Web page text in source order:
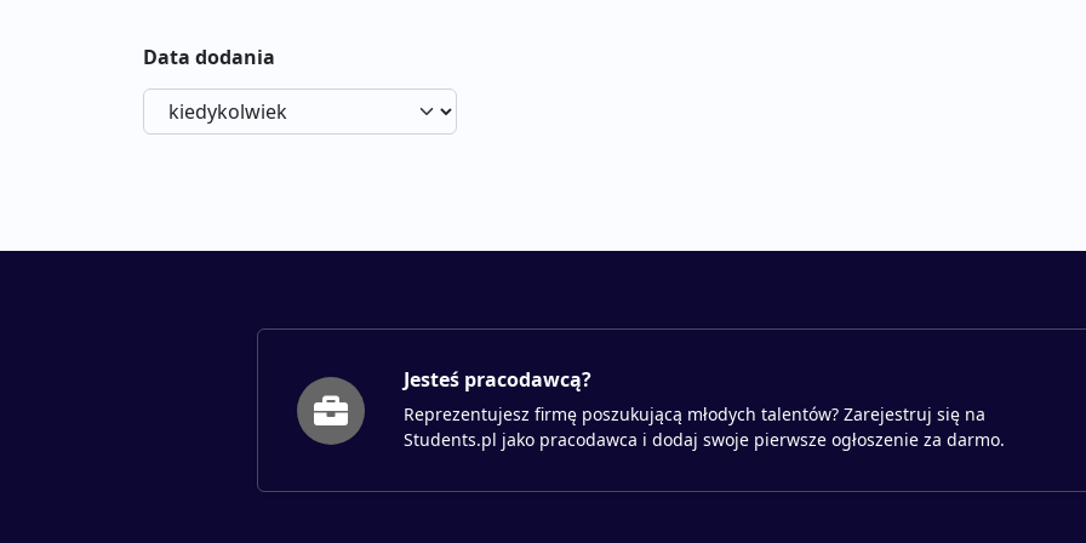
Data dodania
Jesteś pracodawcą?
Reprezentujesz firmę poszukującą młodych talentów? Zarejestruj się na
Students.pl jako pracodawca i dodaj swoje pierwsze ogłoszenie za darmo.